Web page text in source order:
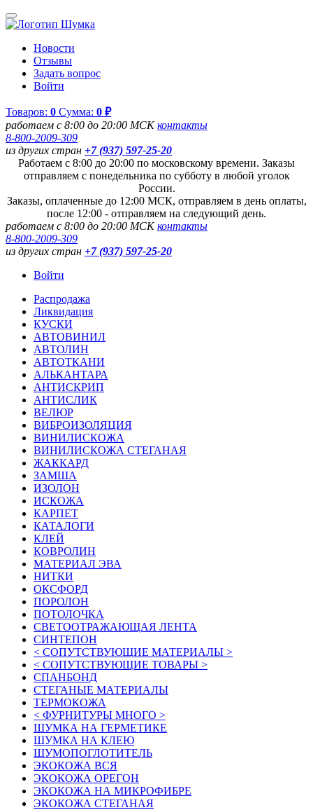
Новости
Отзывы
Задать вопрос
Войти
Товаров: 0 Сумма: 0 ₽
работаем с 8:00 до 20:00 МСКконтакты
8-800-2009-309
из других стран +7 (937) 597-25-20
Работаем с 8:00 до 20:00 по московскому времени. Заказы
отправляем с понедельника по субботу в любой уголок
России.
Заказы, оплаченные до 12:00 МСК, отправляем в день оплаты,
после 12:00 - отправляем на следующий день.
работаем с 8:00 до 20:00 МСКконтакты
8-800-2009-309
из других стран +7 (937) 597-25-20
Войти
Распродажа
Ликвидация
КУСКИ
АВТОВИНИЛ
АВТОЛИН
АВТОТКАНИ
АЛЬКАНТАРА
АНТИСКРИП
АНТИСЛИК
ВЕЛЮР
ВИБРОИЗОЛЯЦИЯ
ВИНИЛИСКОЖА
ВИНИЛИСКОЖА СТЕГАНАЯ
ЖАККАРД
ЗАМША
ИЗОЛОН
ИСКОЖА
КАРПЕТ
КАТАЛОГИ
КЛЕЙ
КОВРОЛИН
МАТЕРИАЛ ЭВА
НИТКИ
ОКСФОРД
ПОРОЛОН
ПОТОЛОЧКА
СВЕТООТРАЖАЮЩАЯ ЛЕНТА
СИНТЕПОН
< СОПУТСТВУЮЩИЕ МАТЕРИАЛЫ >
< СОПУТСТВУЮЩИЕ ТОВАРЫ >
СПАНБОНД
СТЕГАНЫЕ МАТЕРИАЛЫ
ТЕРМОКОЖА
< ФУРНИТУРЫ МНОГО >
ШУМКА НА ГЕРМЕТИКЕ
ШУМКА НА КЛЕЮ
ШУМОПОГЛОТИТЕЛЬ
ЭКОКОЖА ВСЯ
ЭКОКОЖА ОРЕГОН
ЭКОКОЖА НА МИКРОФИБРЕ
ЭКОКОЖА СТЕГАНАЯ